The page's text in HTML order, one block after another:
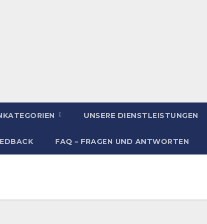
UNSERE DIENSTLEISTUNGEN
FAQ – FRAGEN UND ANTWORTEN